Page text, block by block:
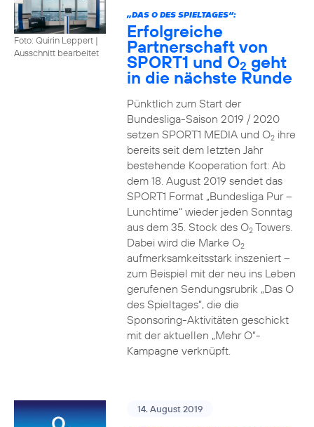
Foto: Quirin Leppert |
Ausschnitt bearbeitet
„DAS O DES SPIELTAGES“:
Erfolgreiche
Partnerschaft von
SPORT1 und O2 geht
in die nächste Runde
Pünktlich zum Start der
Bundesliga-Saison 2019 / 2020
setzen SPORT1 MEDIA und O2ihre
bereits seit dem letzten Jahr
bestehende Kooperation fort: Ab
dem 18. August 2019 sendet das
SPORT1 Format „Bundesliga Pur –
Lunchtime“ wieder jeden Sonntag
aus dem 35. Stock des O2Towers.
Dabei wird die Marke O2
aufmerksamkeitsstark inszeniert –
zum Beispiel mit der neu ins Leben
gerufenen Sendungsrubrik „Das O
des Spieltages“, die die
Sponsoring-Aktivitäten geschickt
mit der aktuellen „Mehr O“-
Kampagne verknüpft.
14. August 2019